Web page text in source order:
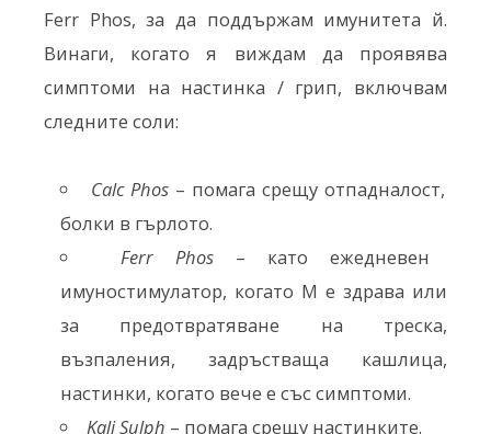
Ferr Phos, за да поддържам имунитета й.
Винаги, когато я виждам да проявява
симптоми на настинка / грип, включвам
следните соли:
Calc Phos– помага срещу отпадналост,
болки в гърлото.
Ferr Phos – като ежедневен
имуностимулатор, когато М е здрава или
за предотвратяване на треска,
възпаления, задръстваща кашлица,
настинки, когато вече е със симптоми.
Kali Sulph – помага срещу настинките.